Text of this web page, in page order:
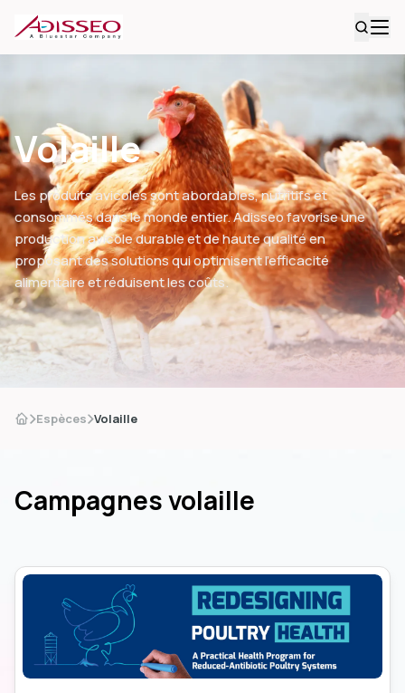
Volaille
Les produits avicoles sont abordables, nutritifs et
consommés dans le monde entier. Adisseo favorise une
production avicole durable et de haute qualité en
proposant des solutions qui optimisent l’efficacité
alimentaire et réduisent les coûts.
Espèces Volaille
Campagnes volaille